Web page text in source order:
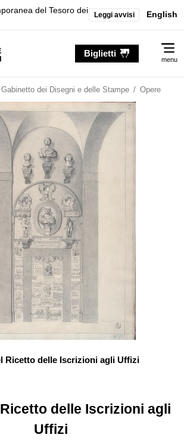
del Tesoro dei
Leggi avvisi English
Biglietti
menu
Gabinetto dei Disegni e delle Stampe / Opere
Ricetto delle Iscrizioni agli Uffizi
delle Iscrizioni agli
Uffizi